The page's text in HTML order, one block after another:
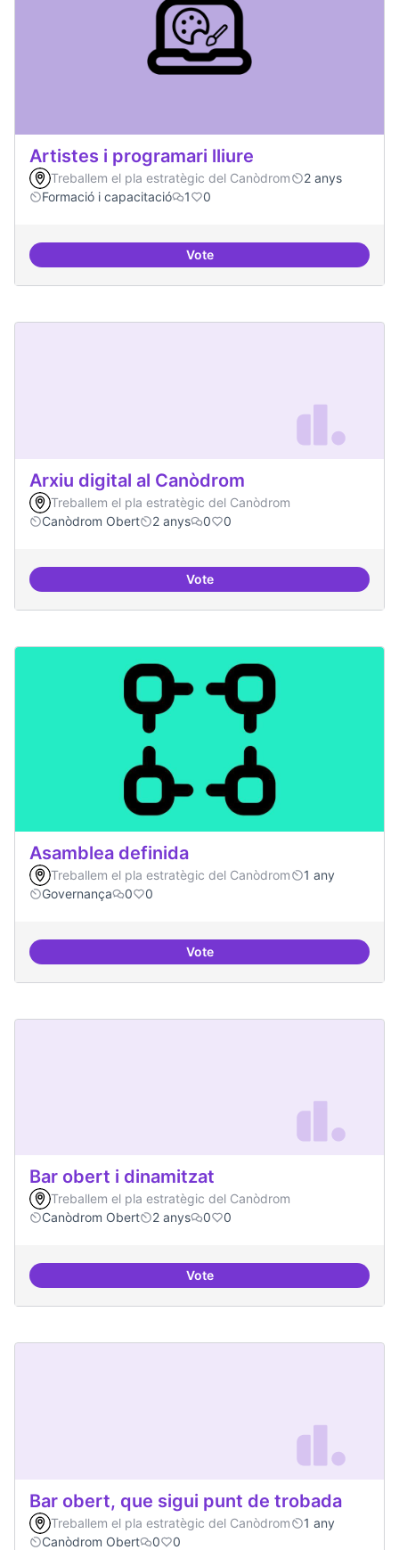
Artistes i programari lliure
Treballem el pla estratègic del Canòdrom
2 anys
Formació i capacitació
1 0
VoteArtistes i programari lliure
Arxiu digital al Canòdrom
Treballem el pla estratègic del Canòdrom
Canòdrom Obert
2 anys 0 0
VoteArxiu digital al Canòdrom
Asamblea definida
Treballem el pla estratègic del Canòdrom
1 any
Governança
0 0
VoteAsamblea definida
Bar obert i dinamitzat
Treballem el pla estratègic del Canòdrom
Canòdrom Obert
2 anys 0 0
VoteBar obert i dinamitzat
Bar obert, que sigui punt de trobada
Treballem el pla estratègic del Canòdrom
1 any
Canòdrom Obert
0 0